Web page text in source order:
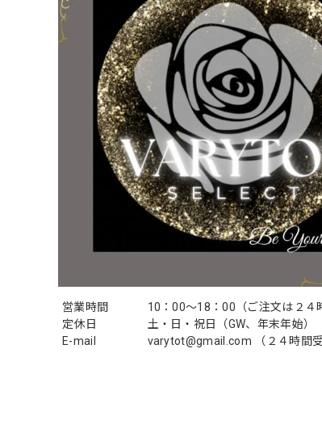
営業時間
10：00〜18：00（ご注文は２４
定休日
土・日・祝日（GW、年末年始）
E-mail
varytot@gmail.com （２４時間